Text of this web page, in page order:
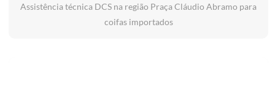
Assistência técnica DCS na região Praça Cláudio Abramo para
coifas importados